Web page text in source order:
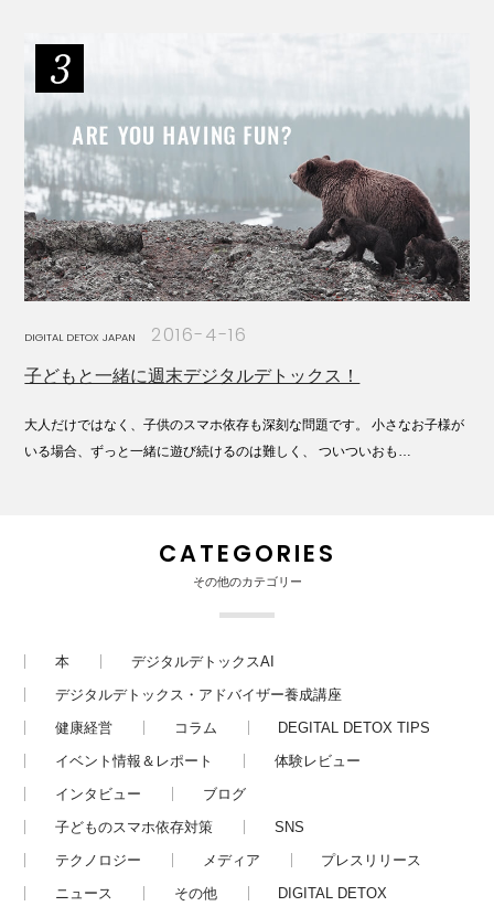
DIGITAL DETOX JAPAN 2016-4-16
子どもと一緒に週末デジタルデトックス！
大人だけではなく、子供のスマホ依存も深刻な問題です。 小さなお子様が
いる場合、ずっと一緒に遊び続けるのは難しく、 ついついおも…
CATEGORIES
その他のカテゴリー
本
デジタルデトックスAI
デジタルデトックス・アドバイザー養成講座
健康経営
コラム
DEGITAL DETOX TIPS
イベント情報＆レポート
体験レビュー
インタビュー
ブログ
子どものスマホ依存対策
SNS
テクノロジー
メディア
プレスリリース
ニュース
その他
DIGITAL DETOX